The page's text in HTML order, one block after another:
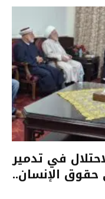
في تدمير
الإنسان..